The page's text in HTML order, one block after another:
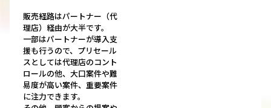
販売経路はパートナー（代
理店）経由が大半です。
一部はパートナーが導入支
援も行うので、プリセール
スとしては代理店のコント
ロールの他、大口案件や難
易度が高い案件、重要案件
に注力できます。